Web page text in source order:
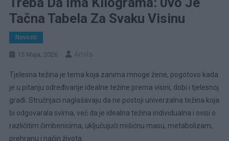
Tačna Tabela Za Svaku Visinu
Novosti
15 Maja, 2026 Amila
Tjelesna težina je tema koja zanima mnoge žene, pogotovo kada
je u pitanju određivanje idealne težine prema visini, dobi i tjelesnoj
građi. Stručnjaci naglašavaju da ne postoji univerzalna težina koja
bi odgovarala svima, već da je idealna težina individualna i ovisi o
različitim čimbenicima, uključujući mišićnu masu, metabolizam,
prehranu i način života.